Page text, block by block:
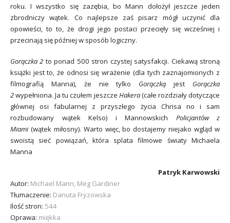
roku. I wszystko się zazębia, bo Mann dołożył jeszcze jeden
zbrodniczy wątek. Co najlepsze zaś pisarz mógł uczynić dla
opowieści, to to, że drogi jego postaci przecięły się wcześniej i
przecinają się później w sposób logiczny.
Gorączka 2 to ponad 500 stron czystej satysfakcji. Ciekawą stroną
książki jest to, że odnosi się wrażenie (dla tych zaznajomionych z
filmografią Manna), że nie tylko Gorączkąjest Gorączka
2wypełniona. Ja tu czułem jeszcze Hakera(całe rozdziały dotyczące
głównej osi fabularnej z przyszłego życia Chrisa no i sam
rozbudowany wątek Kelso) i Mannowskich Policjantów z
Miami(wątek miłosny). Warto więc, bo dostajemy niejako wgląd w
swoistą sieć powiązań, która splata filmowe światy Michaela
Manna
Patryk Karwowski
Autor: Michael Mann, Meg Gardiner
Tłumaczenie: Danuta Fryzowska
Ilość stron: 544
Oprawa: miękka